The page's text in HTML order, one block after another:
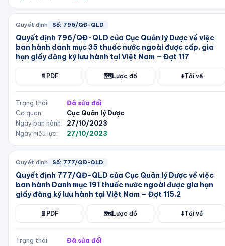
Quyết định Số: 796/QĐ-QLD
Quyết định 796/QĐ-QLD của Cục Quản lý Dược về việc
ban hành danh mục 35 thuốc nước ngoài được cấp, gia
hạn giấy đăng ký lưu hành tại Việt Nam – Đợt 117
📄 PDF 🗺️Lược đồ ⬇️Tải về
Trạng thái:
Đã sửa đổi
Cơ quan:
Cục Quản lý Dược
Ngày ban hành:
27/10/2023
Ngày hiệu lực:
27/10/2023
Quyết định Số: 777/QĐ-QLD
Quyết định 777/QĐ-QLD của Cục Quản lý Dược về việc
ban hành Danh mục 191 thuốc nước ngoài được gia hạn
giấy đăng ký lưu hành tại Việt Nam – Đợt 115.2
📄 PDF 🗺️Lược đồ ⬇️Tải về
Trạng thái:
Đã sửa đổi